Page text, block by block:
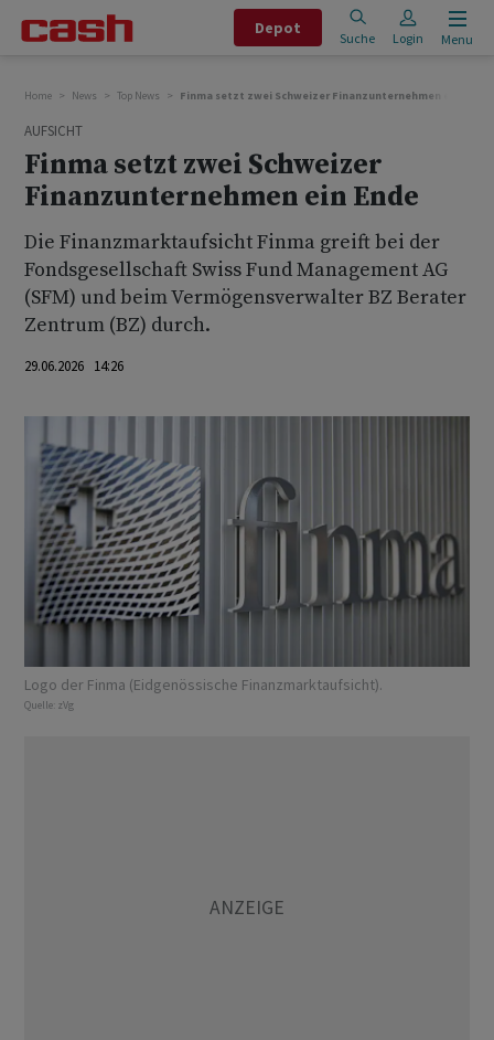
Depot
Suche Login Menu
Home News Top News Finma setzt zwei Schweizer Finanzunternehmen ein Ende
AUFSICHT
Finma setzt zwei Schweizer
Finanzunternehmen ein Ende
Die Finanzmarktaufsicht Finma greift bei der
Fondsgesellschaft Swiss Fund Management AG
(SFM) und beim Vermögensverwalter BZ Berater
Zentrum (BZ) durch.
29.06.2026 14:26
Logo der Finma (Eidgenössische Finanzmarktaufsicht).
Quelle: zVg